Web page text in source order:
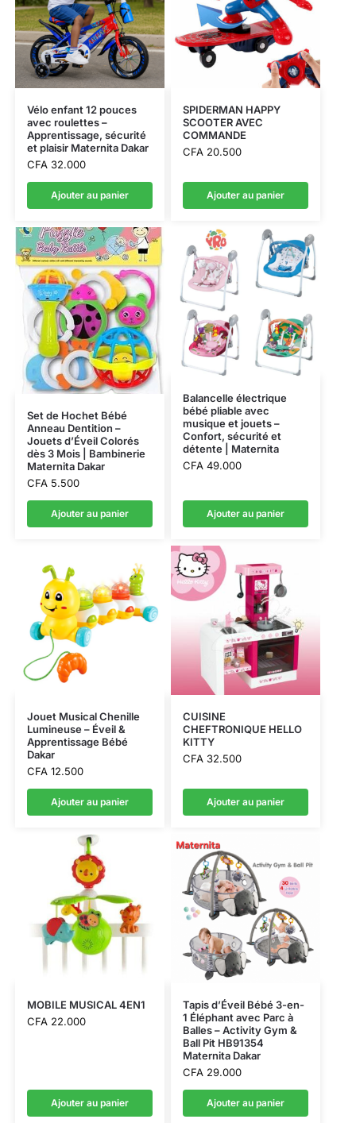
Vélo enfant 12 pouces
avec roulettes –
Apprentissage, sécurité
et plaisir Maternita Dakar
CFA32.000
Ajouter au panier
SPIDERMAN HAPPY
SCOOTER AVEC
COMMANDE
CFA20.500
Ajouter au panier
Set de Hochet Bébé
Anneau Dentition –
Jouets d’Éveil Colorés
dès 3 Mois | Bambinerie
Maternita Dakar
CFA5.500
Ajouter au panier
Balancelle électrique
bébé pliable avec
musique et jouets –
Confort, sécurité et
détente | Maternita
CFA49.000
Ajouter au panier
Jouet Musical Chenille
Lumineuse – Éveil &
Apprentissage Bébé
Dakar
CFA12.500
Ajouter au panier
CUISINE
CHEFTRONIQUE HELLO
KITTY
CFA32.500
Ajouter au panier
MOBILE MUSICAL 4EN1
CFA22.000
Ajouter au panier
Tapis d’Éveil Bébé 3-en-
1 Éléphant avec Parc à
Balles – Activity Gym &
Ball Pit HB91354
Maternita Dakar
CFA29.000
Ajouter au panier